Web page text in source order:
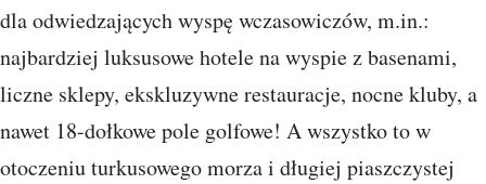
dla odwiedzających wyspę wczasowiczów, m.in.:
najbardziej luksusowe hotele na wyspie z basenami,
liczne sklepy, ekskluzywne restauracje, nocne kluby, a
nawet 18-dołkowe pole golfowe! A wszystko to w
otoczeniu turkusowego morza i długiej piaszczystej